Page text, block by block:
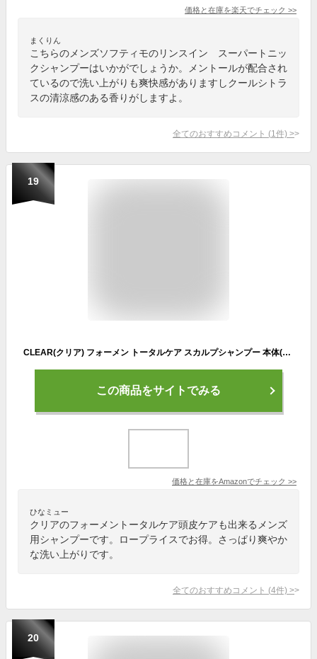
価格と在庫を楽天でチェック >>
まくりん
こちらのメンズソフティモのリンスイン スーパートニッ
クシャンプーはいかがでしょうか。メントールが配合され
ているので洗い上がりも爽快感がありますしクールシトラ
スの清涼感のある香りがしますよ。
全てのおすすめコメント (1 件) >
19
CLEAR(クリア) フォーメン トータルケア スカルプシャンプー 本体(ポンプ) 350g メンズ 男性用 頭皮ケア
この商品をサイトでみる
価格と在庫をAmazonでチェック >>
ひなミュー
クリアのフォーメントータルケア頭皮ケアも出来るメンズ
用シャンプーです。ロープライスでお得。さっぱり爽やか
な洗い上がりです。
全てのおすすめコメント (4件) >
20